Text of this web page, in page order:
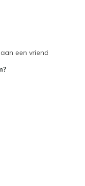
een vriend